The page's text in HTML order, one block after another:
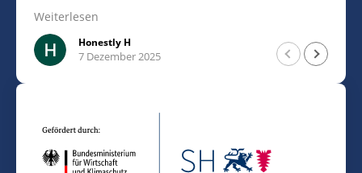
Insgesamt sehr sauber. Man ist sehr nah am Strand
und kann für 10€ am Tag parken.
Weiterlesen
Honestly H
7 Dezember 2025